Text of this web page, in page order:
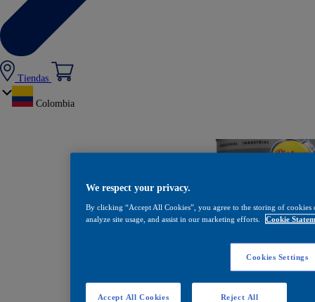
Tiendas
Colombia
We respect your privacy.
By clicking “Accept All Cookies”, you agree to the storing of
analyze site usage, and assist in our marketing efforts.
Cookie
Cookies Settings
Reject All
Accept All Cookies